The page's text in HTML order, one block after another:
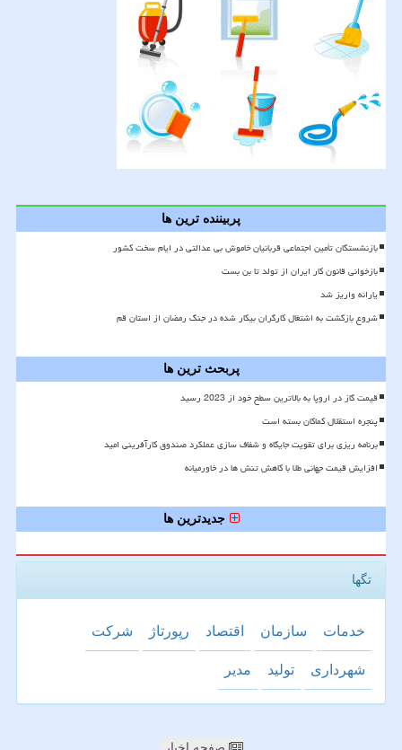
پربیننده ترین ها
بازنشستگان تأمین اجتماعی قربانیان خاموش بی عدالتی در ایام سخت کشور
بازخوانی قانون کار ایران از تولد تا بن بست
یارانه واریز شد
شروع بازگشت به اشتغال کارگران بیکار شده در جنگ رمضان از استان قم
پربحث ترین ها
قیمت گاز در اروپا به بالاترین سطح خود از 2023 رسید
پنجره استقلال کماکان بسته است
برنامه ریزی برای تقویت جایگاه و شفاف سازی عملکرد صندوق کارآفرینی امید
افزایش قیمت جهانی طلا با کاهش تنش ها در خاورمیانه
جدیدترین ها
تگها
خدمات سازمان اقتصاد رپورتاژ شركت
شهرداری تولید مدیر